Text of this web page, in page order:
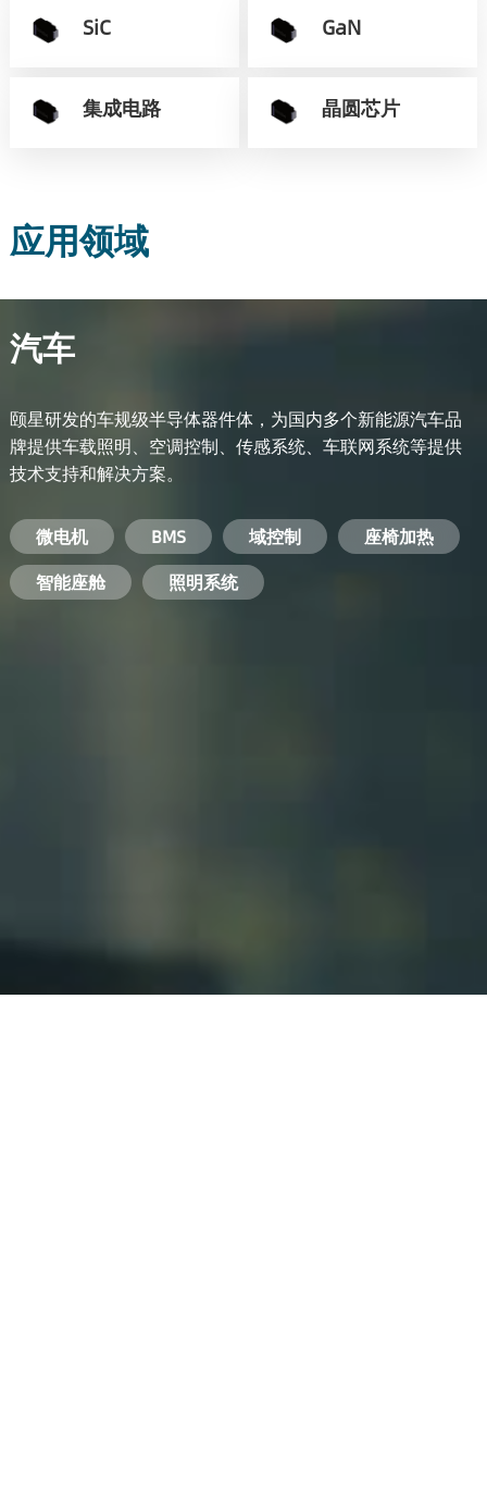
SiC GaN
集成电路 晶圆芯片
应用领域
汽车
颐星研发的车规级半导体器件体，为国内多个新能源汽车品
牌提供车载照明、空调控制、传感系统、车联网系统等提供
技术支持和解决方案。
微电机 BMS 域控制
座椅加热
智能座舱
照明系统
电池管理系统
储能逆变器
工业电焊机 变频器
电机驱动
安防摄像头
开关电源 手机充电器
服务器电源
PC电源
电脑 手机 基站 机顶盒
智能农业 智能医疗
智能交通
智能家居